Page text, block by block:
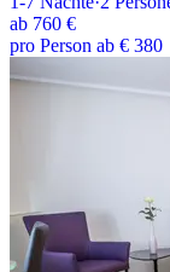
ab 760 €
pro Person ab € 380